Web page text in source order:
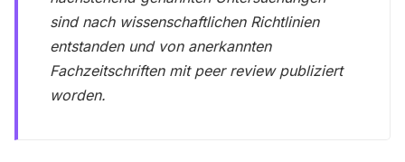
sind nach wissenschaftlichen Richtlinien
entstanden und von anerkannten
Fachzeitschriften mit peer review publiziert
worden.